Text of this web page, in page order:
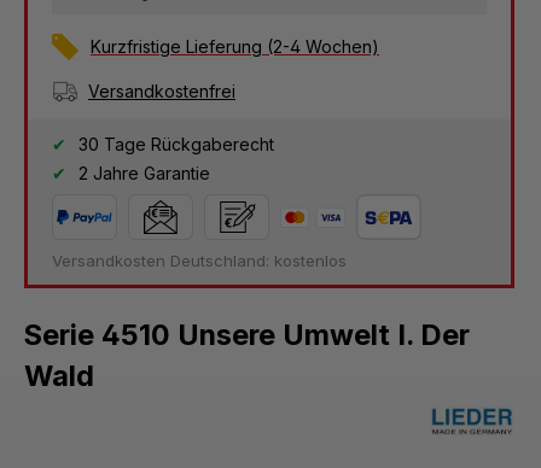
Kurzfristige Lieferung (2-4 Wochen)
Versandkostenfrei
30 Tage Rückgaberecht
2 Jahre Garantie
Versandkosten Deutschland: kostenlos
Serie 4510 Unsere Umwelt I. Der
Wald